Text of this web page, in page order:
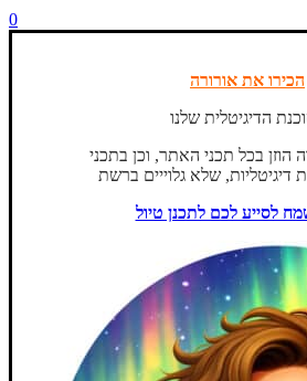
0
הכירו את אורורה
הדיגיטלית שלנו
הוזן בכל תכני האתר, וכן בתכני
דיגיטליות, שלא גלוייים ברשת
לסייע לכם לתכנן טיול